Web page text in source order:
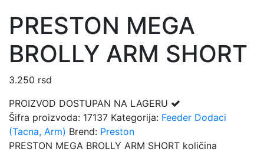
PRESTON MEGA
BROLLY ARM SHORT
3.250 rsd
PROIZVOD DOSTUPAN NA LAGERU
Šifra proizvoda: 17137 Kategorija: Feeder Dodaci
(Tacna, Arm) Brend: Preston
PRESTON MEGA BROLLY ARM SHORT količina